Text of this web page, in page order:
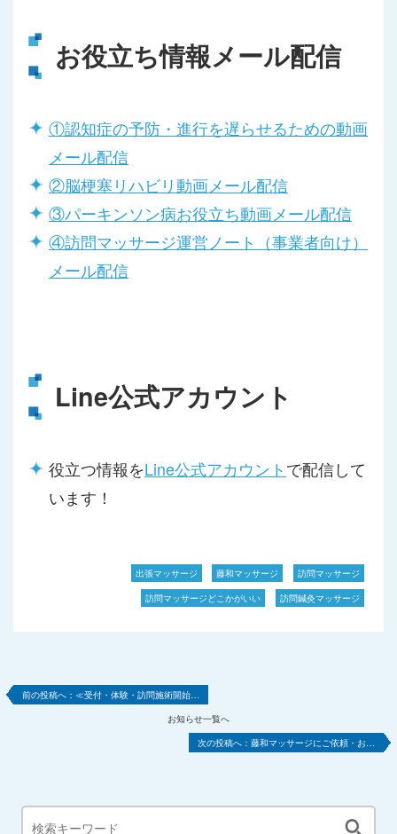
お役立ち情報メール配信
①認知症の予防・進行を遅らせるための動画
メール配信
②脳梗塞リハビリ動画メール配信
③パーキンソン病お役立ち動画メール配信
④訪問マッサージ運営ノート（事業者向け）
メール配信
Line公式アカウント
役立つ情報をLine公式アカウントで配信して
います！
出張マッサージ 藤和マッサージ
訪問マッサージ
訪問マッサージどこかがいい
訪問鍼灸マッサージ
≪受付・体験・訪問施術開始…
お知らせ一覧へ
藤和マッサージにご依頼・お…